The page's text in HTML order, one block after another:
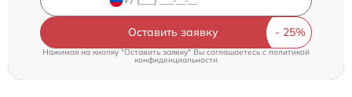
Оставить заявку
Нажимая на кнопку "Оставить заявку" Вы соглашаетесь c политикой
конфиденциальности